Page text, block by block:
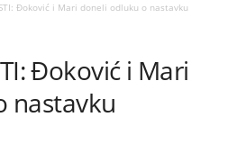
Đoković i Mari doneli odluku o nastavku
Đoković i Mari
nastavku